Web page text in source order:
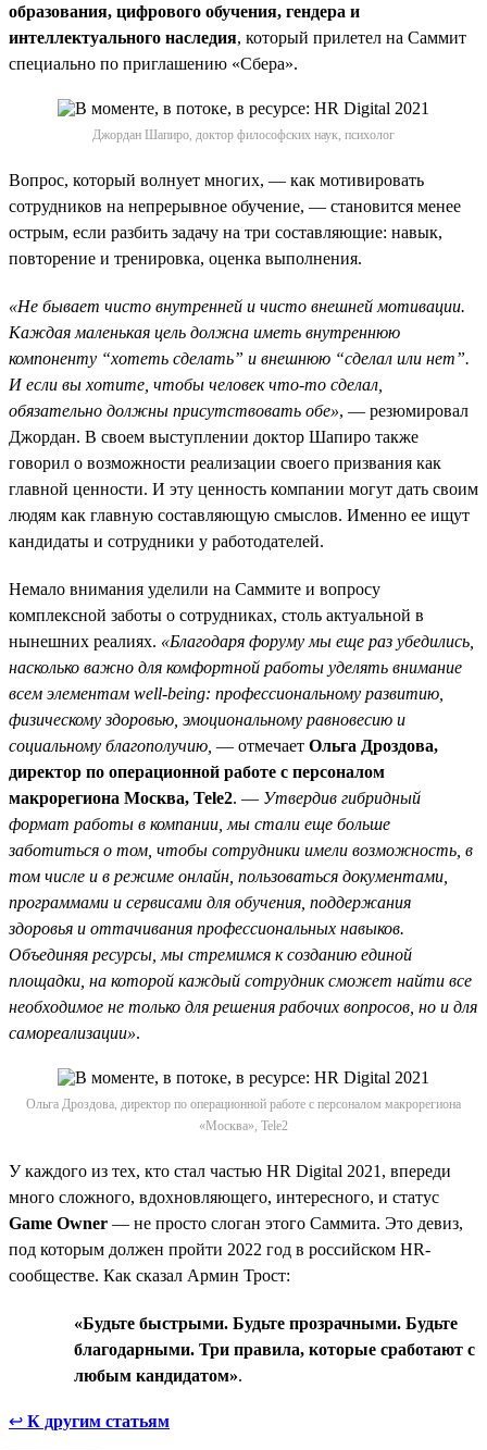
образования, цифрового обучения, гендера и
интеллектуального наследия, который прилетел на Саммит
специально по приглашению «Сбера».
Джордан Шапиро, доктор философских наук, психолог
Вопрос, который волнует многих, — как мотивировать
сотрудников на непрерывное обучение, — становится менее
острым, если разбить задачу на три составляющие: навык,
повторение и тренировка, оценка выполнения.
«Не бывает чисто внутренней и чисто внешней мотивации.
Каждая маленькая цель должна иметь внутреннюю
компоненту “хотеть сделать” и внешнюю “сделал или нет”.
И если вы хотите, чтобы человек что-то сделал,
обязательно должны присутствовать обе», — резюмировал
Джордан. В своем выступлении доктор Шапиро также
говорил о возможности реализации своего призвания как
главной ценности. И эту ценность компании могут дать своим
людям как главную составляющую смыслов. Именно ее ищут
кандидаты и сотрудники у работодателей.
Немало внимания уделили на Саммите и вопросу
комплексной заботы о сотрудниках, столь актуальной в
нынешних реалиях. «Благодаря форуму мы еще раз убедились,
насколько важно для комфортной работы уделять внимание
всем элементам well-being: профессиональному развитию,
физическому здоровью, эмоциональному равновесию и
социальному благополучию, — отмечает Ольга Дроздова,
директор по операционной работе с персоналом
макрорегиона Москва, Tele2. — Утвердив гибридный
формат работы в компании, мы стали еще больше
заботиться о том, чтобы сотрудники имели возможность, в
том числе и в режиме онлайн, пользоваться документами,
программами и сервисами для обучения, поддержания
здоровья и оттачивания профессиональных навыков.
Объединяя ресурсы, мы стремимся к созданию единой
площадки, на которой каждый сотрудник сможет найти все
необходимое не только для решения рабочих вопросов, но и для
самореализации».
Ольга Дроздова, директор по операционной работе с персоналом макрорегиона
«Москва», Tele2
У каждого из тех, кто стал частью HR Digital 2021, впереди
много сложного, вдохновляющего, интересного, и статус
Game Owner — не просто слоган этого Саммита. Это девиз,
под которым должен пройти 2022 год в российском HR-
сообществе. Как сказал Армин Трост:
«Будьте быстрыми. Будьте прозрачными. Будьте
благодарными. Три правила, которые сработают с
любым кандидатом».
↩ К другим статьям